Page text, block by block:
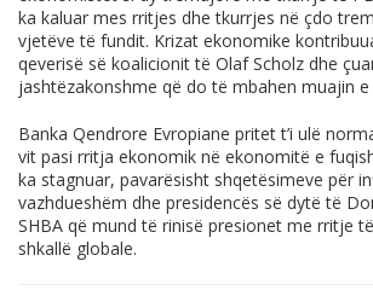
ka kaluar mes rritjes dhe tkurrjes në çdo
vjetëve të fundit. Krizat ekonomike
qeverisë së koalicionit të Olaf Scholz dhe
jashtëzakonshme që do të mbahen muajin e
Banka Qendrore Evropiane pritet t’i ulë
vit pasi rritja ekonomik në ekonomitë e
ka stagnuar, pavarësisht shqetësimeve për
vazhdueshëm dhe presidencës së dytë të
SHBA që mund të rinisë presionet me rritje
shkallë globale.